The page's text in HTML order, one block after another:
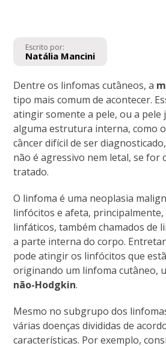
Escrito por:
Natália Mancini
Dentre os linfomas cutâneos, a
tipo mais comum de acontecer.
atingir somente a pele, ou a pele
alguma estrutura interna, como
câncer difícil de ser
não é agressivo nem letal, se for
tratado.
O linfoma é uma neoplasia
linfócitos e afeta,
linfáticos, também chamados de
a parte interna do corpo.
pode atingir os linfócitos que
originando um linfoma cutâneo,
não-Hodgkin.
Mesmo no subgrupo dos
várias doenças divididas de
características. Por exemplo,